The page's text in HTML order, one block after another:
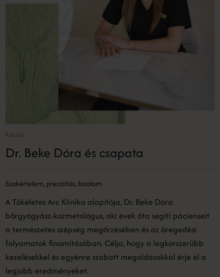
Rólunk
Dr. Beke Dóra és csapata
Szakértelem, precizitás, bizalom
A Tökéletes Arc Klinika alapítója, Dr. Beke Dóra
bőrgyógyász-kozmetológus, aki évek óta segíti pácienseit
a természetes szépség megőrzésében és az öregedési
folyamatok finomításában. Célja, hogy a legkorszerűbb
kezelésekkel és egyénre szabott megoldásokkal érje el a
legjobb eredményeket.